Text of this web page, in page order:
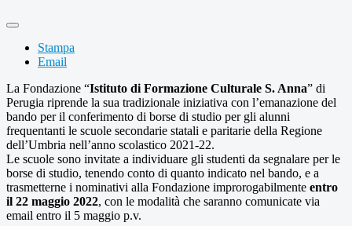
Stampa
Email
La Fondazione “Istituto di Formazione Culturale S. Anna” di
Perugia riprende la sua tradizionale iniziativa con l’emanazione del
bando per il conferimento di borse di studio per gli alunni
frequentanti le scuole secondarie statali e paritarie della Regione
dell’Umbria nell’anno scolastico 2021-22.
Le scuole sono invitate a individuare gli studenti da segnalare per le
borse di studio, tenendo conto di quanto indicato nel bando, e a
trasmetterne i nominativi alla Fondazione improrogabilmente entro
il 22 maggio 2022, con le modalità che saranno comunicate via
email entro il 5 maggio p.v.